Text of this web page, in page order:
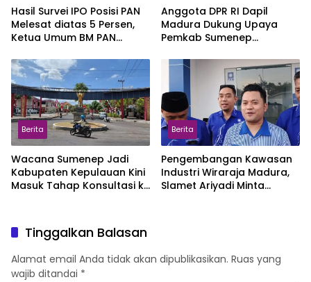
Hasil Survei IPO Posisi PAN
Melesat diatas 5 Persen,
Ketua Umum BM PAN
Masyarakat Indonesia
Anggota DPR RI Dapil
Madura Dukung Upaya
Pemkab Sumenep
Kabupaten Kepulauan
Berita
Wacana Sumenep Jadi
Kabupaten Kepulauan Kini
Masuk Tahap Konsultasi ke
Berita
Pengembangan Kawasan
Industri Wiraraja Madura,
Slamet Ariyadi Minta
Tinggalkan Balasan
Alamat email Anda tidak akan dipublikasikan. Ruas yang
wajib ditandai *